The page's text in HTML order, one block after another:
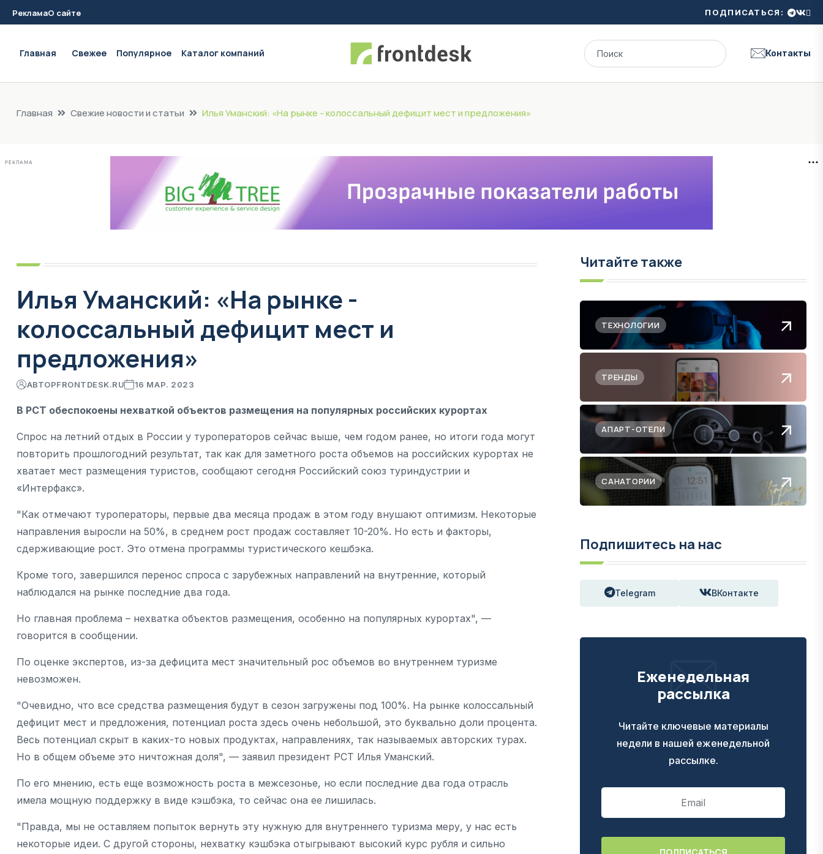
РекламаО сайте ПОДПИСАТЬСЯ:
Главная Свежее Популярное Каталог компаний Контакты
Главная Свежие новости и статьи Илья Уманский: «На рынке - колоссальный дефицит мест и предложения»
РЕКЛАМА
Илья Уманский: «На рынке -
колоссальный дефицит мест и
предложения»
АВТОРFRONTDESK.RU 16 МАР. 2023
В РСТ обеспокоены нехваткой объектов размещения на популярных российских курортах
Спрос на летний отдых в России у туроператоров сейчас выше, чем годом ранее, но итоги года могут
повторить прошлогодний результат, так как для заметного роста объемов на российских курортах не
хватает мест размещения туристов, сообщают сегодня Российский союз туриндустрии и
«Интерфакс».
"Как отмечают туроператоры, первые два месяца продаж в этом году внушают оптимизм. Некоторые
направления выросли на 50%, в среднем рост продаж составляет 10-20%. Но есть и факторы,
сдерживающие рост. Это отмена программы туристического кешбэка.
Кроме того, завершился перенос спроса с зарубежных направлений на внутренние, который
наблюдался на рынке последние два года.
Но главная проблема – нехватка объектов размещения, особенно на популярных курортах", —
говорится в сообщении.
По оценке экспертов, из-за дефицита мест значительный рос объемов во внутреннем туризме
невозможен.
"Очевидно, что все средства размещения будут в сезон загружены под 100%. На рынке колоссальный
дефицит мест и предложения, потенциал роста здесь очень небольшой, это буквально доли процента.
Весь потенциал скрыт в каких-то новых продуктах, направлениях, так называемых авторских турах.
Но в общем объеме это ничтожная доля", — заявил президент РСТ Илья Уманский.
По его мнению, есть еще возможность роста в межсезонье, но если последние два года отрасль
имела мощную поддержку в виде кэшбэка, то сейчас она ее лишилась.
"Правда, мы не оставляем попыток вернуть эту нужную для внутреннего туризма меру, у нас есть
некоторые идеи. С другой стороны, нехватку кэшбэка отыгрывают высокий курс рубля и сильно
Читайте также
ТЕХНОЛОГИИ
ТРЕНДЫ
АПАРТ-ОТЕЛИ
САНАТОРИИ
Подпишитесь на нас
Telegram ВКонтакте
Еженедельная
рассылка
Читайте ключевые материалы
недели в нашей еженедельной
рассылке.